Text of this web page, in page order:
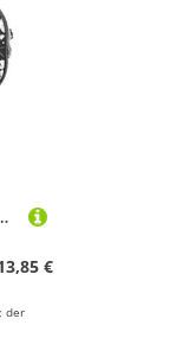
Fitnessstudio, Zubehör, Organizer (komplett bedruckte Vorderseite)
€
der